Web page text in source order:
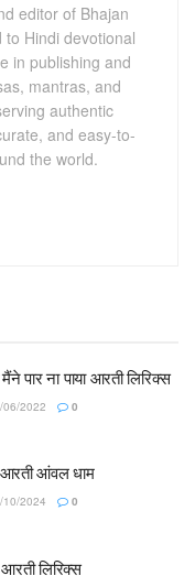
editor of Bhajan
Hindi devotional
in publishing and
mantras, and
authentic
and easy-to-
the world.
पार ना पाया आरती लिरिक्स
06/2022 0
आरती आंवल धाम
10/2024 0
लिरिक्स